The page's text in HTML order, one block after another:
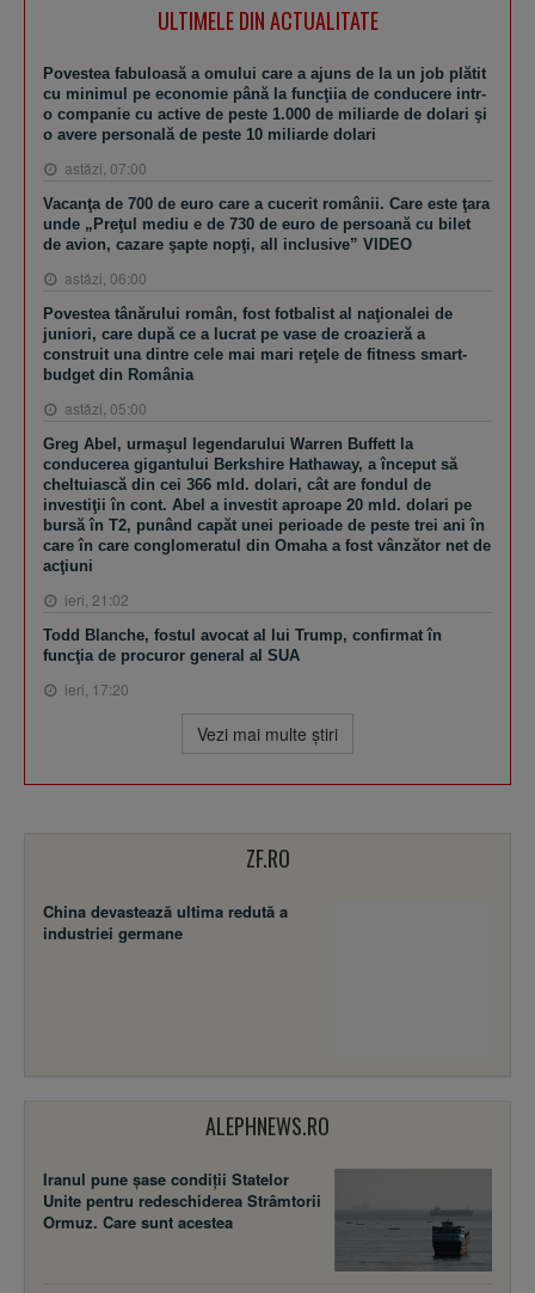
ULTIMELE DIN ACTUALITATE
Povestea fabuloasă a omului care a ajuns de la un job plătit
cu minimul pe economie până la funcţiia de conducere intr-
o companie cu active de peste 1.000 de miliarde de dolari şi
o avere personală de peste 10 miliarde dolari
astăzi, 07:00
Vacanţa de 700 de euro care a cucerit românii. Care este ţara
unde „Preţul mediu e de 730 de euro de persoană cu bilet
de avion, cazare şapte nopţi, all inclusive” VIDEO
astăzi, 06:00
Povestea tânărului român, fost fotbalist al naţionalei de
juniori, care după ce a lucrat pe vase de croazieră a
construit una dintre cele mai mari reţele de fitness smart-
budget din România
astăzi, 05:00
Greg Abel, urmaşul legendarului Warren Buffett la
conducerea gigantului Berkshire Hathaway, a început să
cheltuiască din cei 366 mld. dolari, cât are fondul de
investiţii în cont. Abel a investit aproape 20 mld. dolari pe
bursă în T2, punând capăt unei perioade de peste trei ani în
care în care conglomeratul din Omaha a fost vânzător net de
acţiuni
ieri, 21:02
Todd Blanche, fostul avocat al lui Trump, confirmat în
funcţia de procuror general al SUA
ieri, 17:20
Vezi mai multe ştiri
ZF.RO
China devastează ultima redută a
industriei germane
ALEPHNEWS.RO
Iranul pune șase condiții Statelor
Unite pentru redeschiderea Strâmtorii
Ormuz. Care sunt acestea